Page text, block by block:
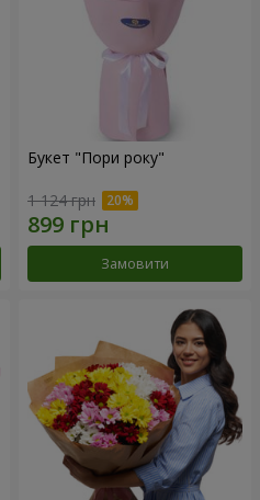
Букет "Пори року"
1 124 грн
Замовити